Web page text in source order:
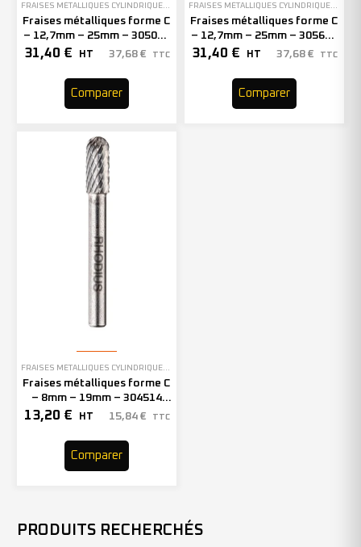
FRAISES MÉTALLIQUES CYLINDRIQUES À BOUT ARRONDI
Fraises métalliques forme C
– 12,7mm – 25mm – 305028
(x1)
31,40 € HT 37,68 € TTC
Comparer
FRAISES MÉTALLIQUES CYLINDRIQUES À BOUT ARRONDI
Fraises métalliques forme C
– 12,7mm – 25mm – 305677
(x1)
31,40 € HT 37,68 € TTC
Comparer
FRAISES MÉTALLIQUES CYLINDRIQUES À BOUT ARRONDI
Fraises métalliques forme C
– 8mm – 19mm – 304514
(x1)
13,20 € HT 15,84 € TTC
Comparer
PRODUITS RECHERCHÉS